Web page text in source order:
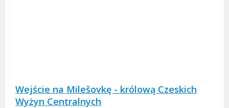
Wejście na Milešovkę - królową Czeskich
Wyżyn Centralnych